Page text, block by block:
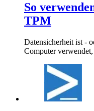
So
TPM
Datensicherheit ist -
Computer